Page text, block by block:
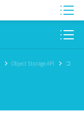
Object Storage API
コ